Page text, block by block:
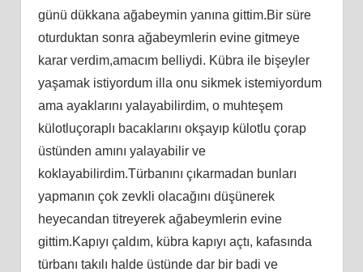
günü dükkana ağabeymin yanına gittim.Bir süre
oturduktan sonra ağabeymlerin evine gitmeye
karar verdim,amacım belliydi. Kübra ile bişeyler
yaşamak istiyordum illa onu sikmek istemiyordum
ama ayaklarını yalayabilirdim, o muhteşem
külotluçoraplı bacaklarını okşayıp külotlu çorap
üstünden amını yalayabilir ve
koklayabilirdim.Türbanını çıkarmadan bunları
yapmanın çok zevkli olacağını düşünerek
heyecandan titreyerek ağabeymlerin evine
gittim.Kapıyı çaldım, kübra kapıyı açtı, kafasında
türbanı takılı halde üstünde dar bir badi ve